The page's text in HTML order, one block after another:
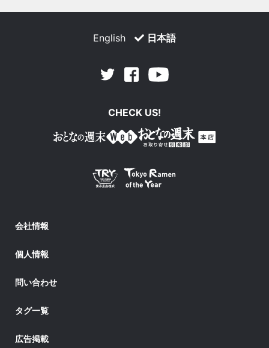
English 日本語
Twitter Facebook
CHECK US!
会社情報
個人情報
問い合わせ
タグ一覧
広告掲載